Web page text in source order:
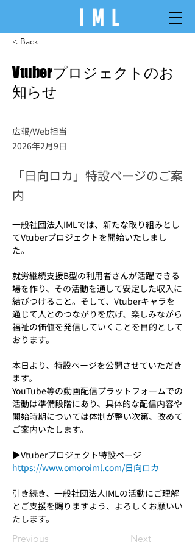
< Back
Vtuberプロジェクトのお
知らせ
広報/Web担当
2026年2月9日
「日向ロカ」特設ページのご案
内
一般社団法人IMLでは、新たな取り組みとし
てVtuberプロジェクトを開始いたしまし
た。
就労継続支援B型の利用者さんが活躍できる
場を作り、その活動を通して安定した収入に
結びつけること。そして、Vtuberキャラを
通じて人とのつながりを広げ、楽しみながら
福祉の価値を発信していくことを目的として
おります。
本日より、特設ページを公開させていただき
ます。
YouTube等の動画配信プラットフォームでの
活動は準備段階にあり、具体的な配信内容や
開始時期については体制が整い次第、改めて
ご案内いたします。
▶︎Vtuberプロジェクト特設ページ
https://www.omoroiml.com/日向ロカ
引き続き、一般社団法人IMLの活動にご理解
とご支援を賜りますよう、よろしくお願いい
たします。
Previous Next